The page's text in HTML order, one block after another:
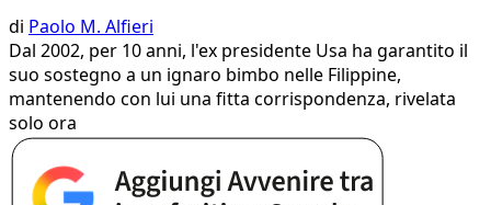
di Paolo M. Alfieri
Dal 2002, per 10 anni, l'ex presidente Usa ha garantito il
suo sostegno a un ignaro bimbo nelle Filippine,
mantenendo con lui una fitta corrispondenza, rivelata
solo ora